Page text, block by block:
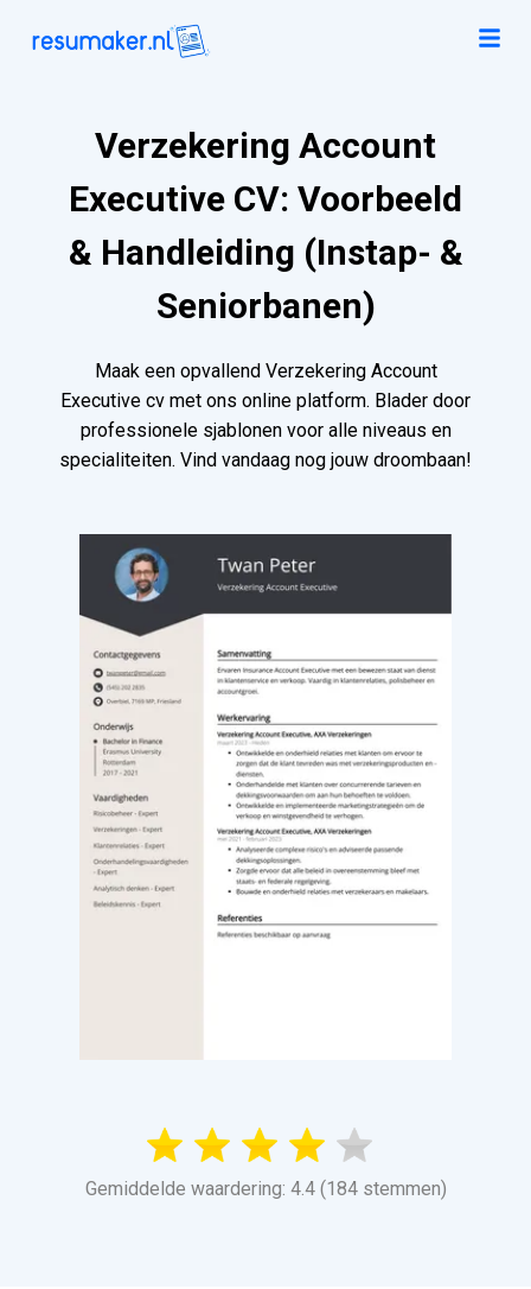
Verzekering Account
Executive CV: Voorbeeld
& Handleiding (Instap- &
Seniorbanen)
Maak een opvallend Verzekering Account
Executive cv met ons online platform. Blader door
professionele sjablonen voor alle niveaus en
specialiteiten. Vind vandaag nog jouw droombaan!
Gemiddelde waardering: 4.4 (184 stemmen)